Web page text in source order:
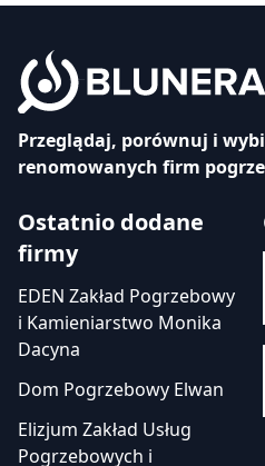
Przeglądaj, porównuj i
renomowanych firm
Ostatnio dodane
firmy
EDEN Zakład Pogrzebowy
i Kamieniarstwo Monika
Dacyna
Dom Pogrzebowy Elwan
Elizjum Zakład Usług
Pogrzebowych i